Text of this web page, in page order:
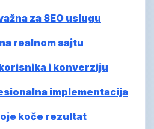
za SEO uslugu
realnom sajtu
i konverziju
implementacija
koče rezultat